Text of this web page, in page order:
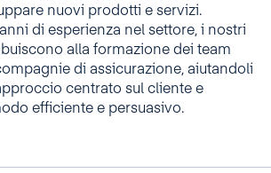
nuovi prodotti e servizi.
di esperienza nel settore, i nostri
alla formazione dei team
di assicurazione, aiutandoli
centrato sul cliente e
efficiente e persuasivo.